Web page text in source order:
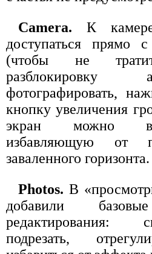
Camera. К
доступаться прямо
(чтобы не
разблокировку
фотографировать,
кнопку увеличения
экран можно
избавляющую от
заваленного горизонта.
Photos. В
добавили
подрезать,